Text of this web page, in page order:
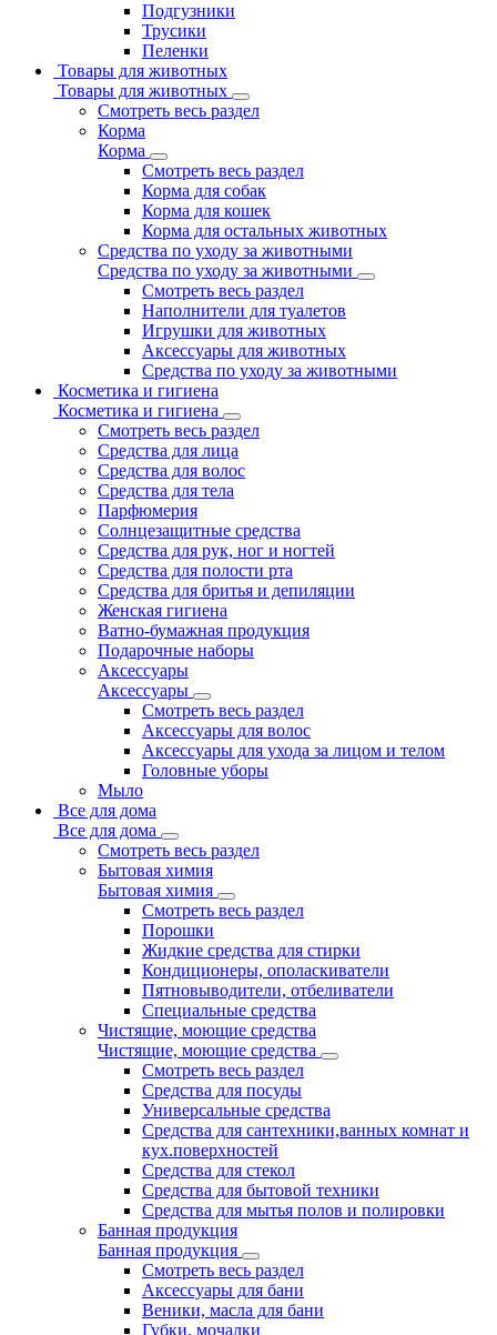
Подгузники
Трусики
Пеленки
Товары для животных
Товары для животных
Смотреть весь раздел
Корма
Корма
Смотреть весь раздел
Корма для собак
Корма для кошек
Корма для остальных животных
Средства по уходу за животными
Средства по уходу за животными
Смотреть весь раздел
Наполнители для туалетов
Игрушки для животных
Аксессуары для животных
Средства по уходу за животными
Косметика и гигиена
Косметика и гигиена
Смотреть весь раздел
Средства для лица
Средства для волос
Средства для тела
Парфюмерия
Солнцезащитные средства
Средства для рук, ног и ногтей
Средства для полости рта
Средства для бритья и депиляции
Женская гигиена
Ватно-бумажная продукция
Подарочные наборы
Аксессуары
Аксессуары
Смотреть весь раздел
Аксессуары для волос
Аксессуары для ухода за лицом и телом
Головные уборы
Мыло
Все для дома
Все для дома
Смотреть весь раздел
Бытовая химия
Бытовая химия
Смотреть весь раздел
Порошки
Жидкие средства для стирки
Кондиционеры, ополаскиватели
Пятновыводители, отбеливатели
Специальные средства
Чистящие, моющие средства
Чистящие, моющие средства
Смотреть весь раздел
Средства для посуды
Универсальные средства
Средства для сантехники,ванных комнат и
кух.поверхностей
Средства для стекол
Средства для бытовой техники
Средства для мытья полов и полировки
Банная продукция
Банная продукция
Смотреть весь раздел
Аксессуары для бани
Веники, масла для бани
Губки, мочалки